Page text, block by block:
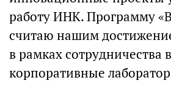
работу ИНК. Программу
считаю нашим
в рамках сотрудничества
корпоративные